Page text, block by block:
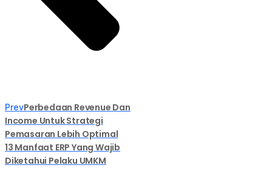
PrevPerbedaan Revenue Dan
Income Untuk Strategi
Pemasaran Lebih Optimal
13 Manfaat ERP Yang Wajib
Diketahui Pelaku UMKM